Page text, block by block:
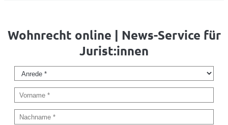
Wohnrecht online | News-Service für
Jurist:innen